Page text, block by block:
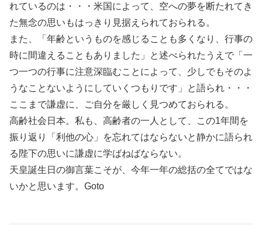
れているのは・・・米国によって、空への夢を断たれてき
た無念の思いもはっきり見据えられておられる。
また、「年齢というものを感じることも多くなり、行事の
時に間違えることもありました」と述べられたうえで「一
つ一つの行事に注意深臨むことによって、少しでもそのよ
うなことないようにしていくつもりです」と語られ・・・
ここまで謙虚に、ご自分を厳しく見つめておられる。
高齢社会日本。私も、高齢者の一人として、この1年間を
振り返り「利他の心」を忘れてはならないと静かに語られ
る陛下の思いに謙虚に学ばねばならない。
天皇誕生日の御言葉こそが、今年一年の総括の全てではな
いかと思います。Goto